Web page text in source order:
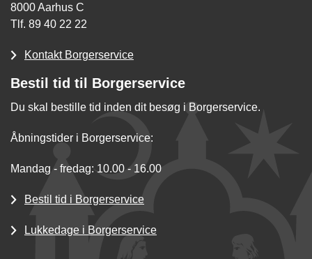
8000 Aarhus C
Tlf. 89 40 22 22
Kontakt Borgerservice
Bestil tid til Borgerservice
Du skal bestille tid inden dit besøg i Borgerservice.
Åbningstider i Borgerservice:
Mandag - fredag: 10.00 - 16.00
Bestil tid i Borgerservice
Lukkedage i Borgerservice